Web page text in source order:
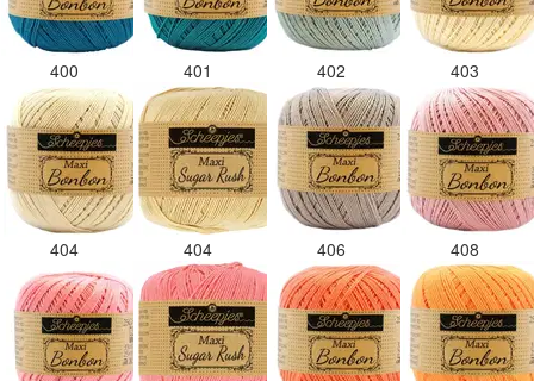
400 401 402 403
404 404 406 408